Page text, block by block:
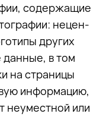
со­дер­жа­щие
нецен­
дру­гих
дан­ные, в том
на стра­ни­цы
ин­фор­ма­цию,
неумест­ной или